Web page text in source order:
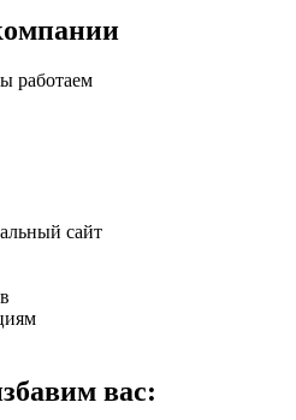
работаем
сайт
вас: